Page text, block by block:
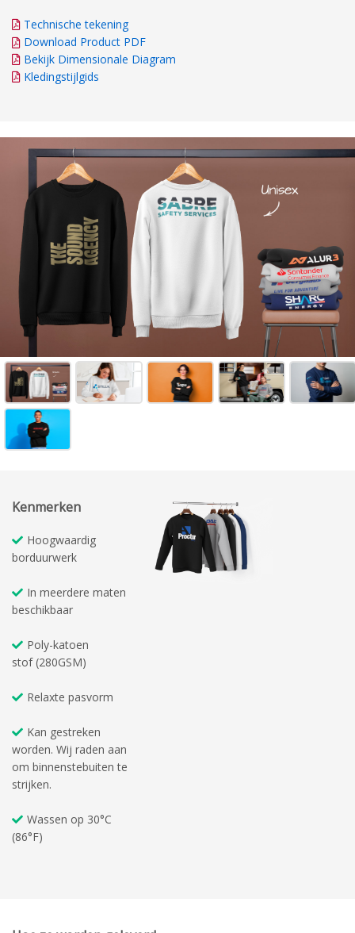
Technische tekening
Download Product PDF
Bekijk Dimensionale Diagram
Kledingstijlgids
Kenmerken
Hoogwaardig
borduurwerk
In meerdere maten
beschikbaar
Poly-katoen
stof (280GSM)
Relaxte pasvorm
Kan gestreken
worden. Wij raden aan
om binnenstebuiten te
strijken.
Wassen op 30°C
(86°F)